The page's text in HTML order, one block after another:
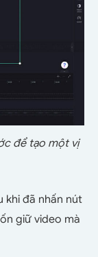
để tạo một vị
khi đã nhấn nút
giữ video mà